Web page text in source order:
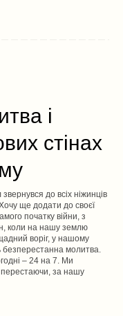
і
стінах
до всіх ніжинців
ще додати до своєї
початку війни, з
коли на нашу землю
воріг, у нашому
безперестанна молитва.
– 24 на 7. Ми
за нашу